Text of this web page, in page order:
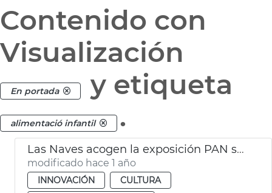
Contenido con
Visualización
En portada y etiqueta
alimentació infantil .
Las Naves acogen la exposición PAN sobre alimentación infantil
modificado hace 1 año
INNOVACIÓN
CULTURA